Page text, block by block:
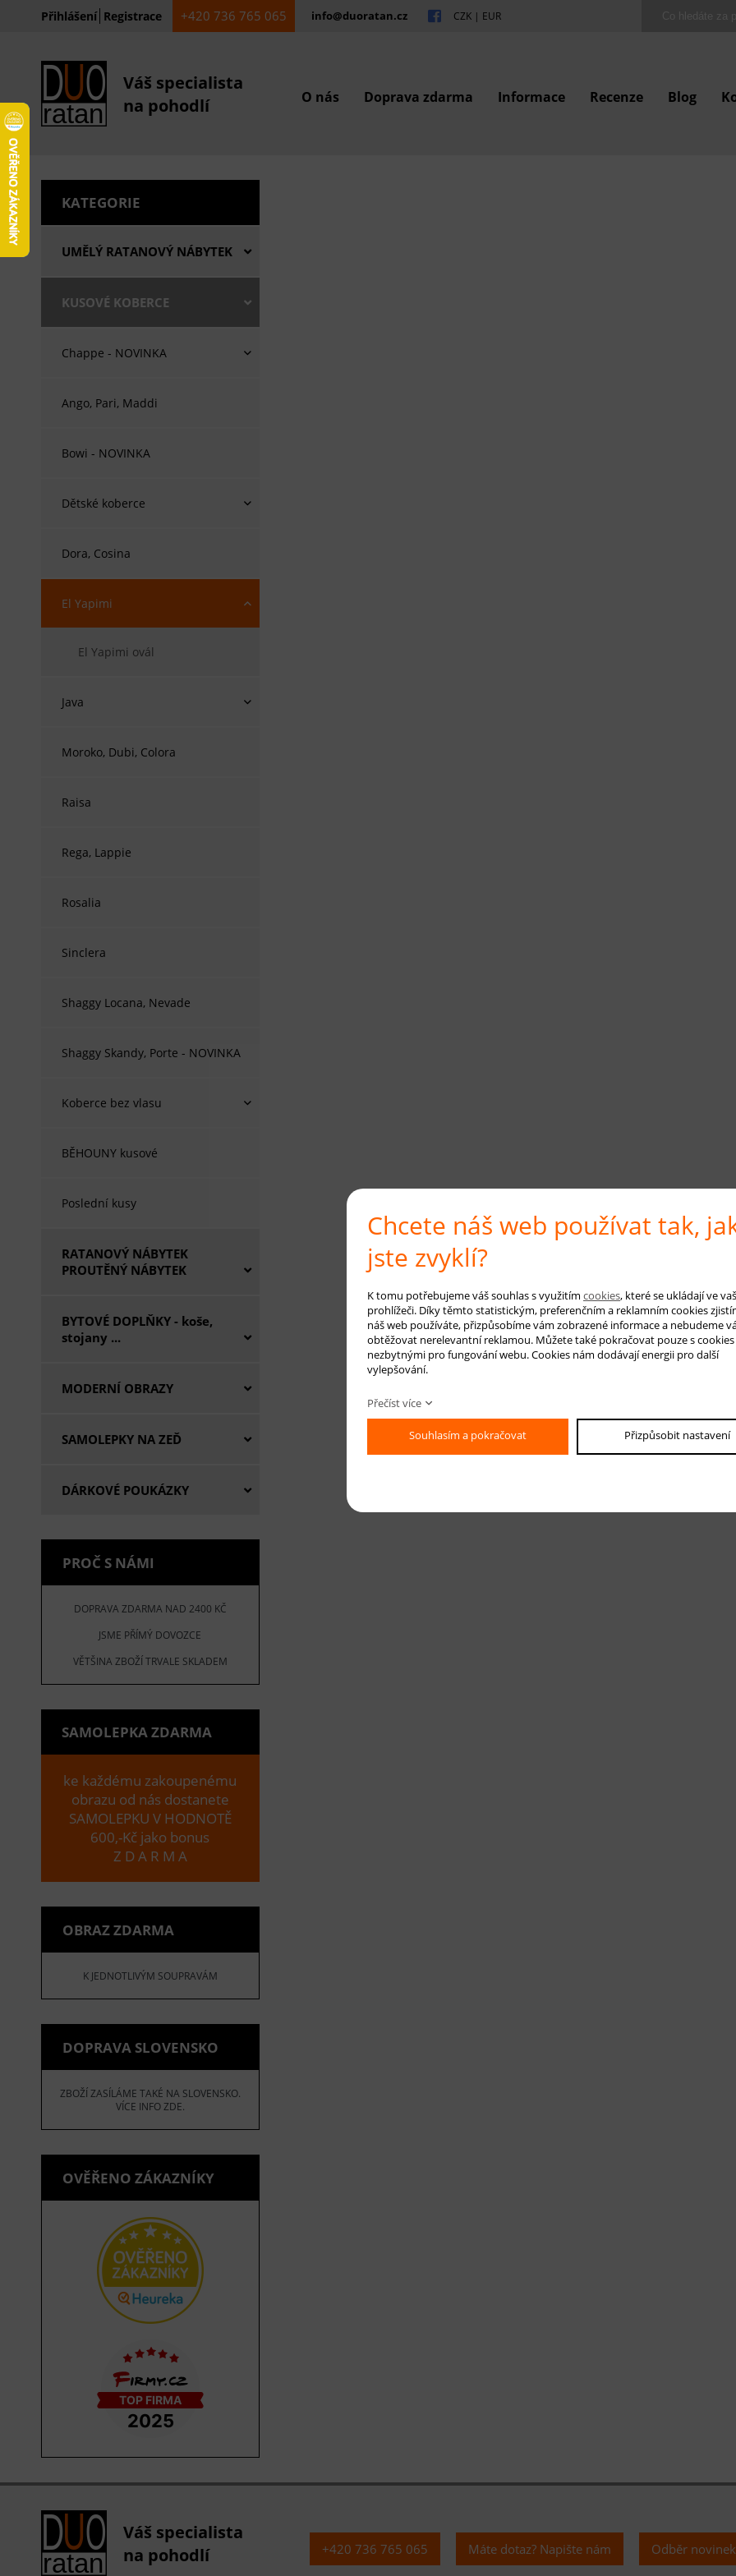
Přihlášení Registrace +420 736 765 065 info@duoratan.cz CZK | EUR
Váš specialista
na pohodlí
O nás Doprava zdarma Informace Recenze Blog
KATEGORIE
UMĚLÝ RATANOVÝ NÁBYTEK
KUSOVÉ KOBERCE
Chappe - NOVINKA
Ango, Pari, Maddi
Bowi - NOVINKA
Dětské koberce
Dora, Cosina
El Yapimi
El Yapimi ovál
Java
Moroko, Dubi, Colora
Raisa
Rega, Lappie
Rosalia
Sinclera
Shaggy Locana, Nevade
Shaggy Skandy, Porte - NOVINKA
Koberce bez vlasu
BĚHOUNY kusové
Poslední kusy
RATANOVÝ NÁBYTEK
PROUTĚNÝ NÁBYTEK
BYTOVÉ DOPLŇKY - koše,
stojany ...
MODERNÍ OBRAZY
SAMOLEPKY NA ZEĎ
DÁRKOVÉ POUKÁZKY
PROČ S NÁMI
DOPRAVA ZDARMA NAD 2400 KČ
JSME PŘÍMÝ DOVOZCE
VĚTŠINA ZBOŽÍ TRVALE SKLADEM
SAMOLEPKA ZDARMA
ke každému zakoupenému
obrazu od nás dostanete
SAMOLEPKU V HODNOTĚ
600,-Kč jako bonus
Z D A R M A
OBRAZ ZDARMA
K JEDNOTLIVÝM SOUPRAVÁM
DOPRAVA SLOVENSKO
ZBOŽÍ ZASÍLÁME TAKÉ NA SLOVENSKO.
VÍCE INFO ZDE.
OVĚŘENO ZÁKAZNÍKY
Váš specialista
na pohodlí
+420 736 765 065 Máte dotaz? Napište nám Odběr novinek
Chcete náš web používat tak,
jste zvyklí?
K tomu potřebujeme váš souhlas s využitím cookies, které se ukládají ve
prohlížeči. Díky těmto statistickým, preferenčním a reklamním cookies
náš web používáte, přizpůsobíme vám zobrazené informace a nebudeme
obtěžovat nerelevantní reklamou. Můžete také pokračovat pouze s cookies
nezbytnými pro fungování webu. Cookies nám dodávají energii pro další
vylepšování.
Přečíst více
Souhlasím a pokračovat Přizpůsobit nastavení